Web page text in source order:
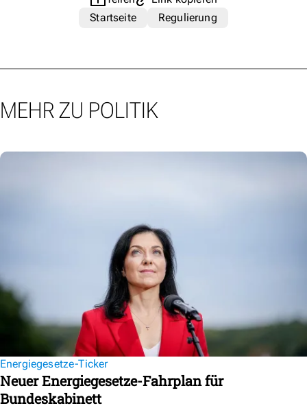
Startseite
Regulierung
MEHR ZU POLITIK
Energiegesetze-Ticker
Neuer Energiegesetze-Fahrplan für
Bundeskabinett